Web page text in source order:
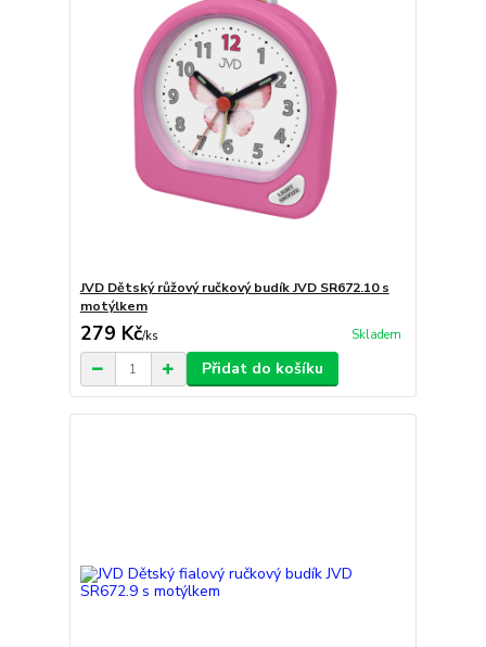
JVD Dětský růžový ručkový budík JVD SR672.10 s
motýlkem
279 Kč/ks Skladem
Přidat do košíku